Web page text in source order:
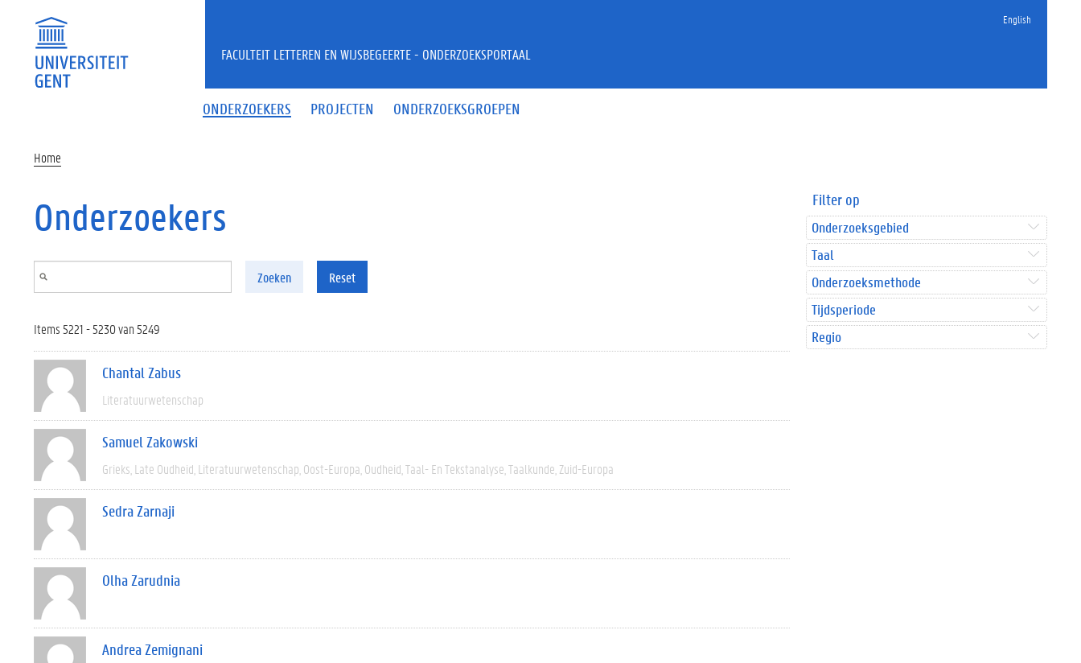
English
ONDERZOEKERS PROJECTEN ONDERZOEKSGROEPEN
FACULTEIT LETTEREN EN WIJSBEGEERTE - ONDERZOEKSPORTAAL
Home
Onderzoekers
Zoeken Reset
Items 5221 - 5230 van 5249
Chantal Zabus
Literatuurwetenschap
Samuel Zakowski
Grieks Late Oudheid Literatuurwetenschap Oost-Europa Oudheid Taal- En Tekstanalyse Taalkunde Zuid-Europa
Sedra Zarnaji
Olha Zarudnia
Andrea Zemignani
Filter op
Onderzoeksgebied
Taal
Onderzoeksmethode
Tijdsperiode
Regio